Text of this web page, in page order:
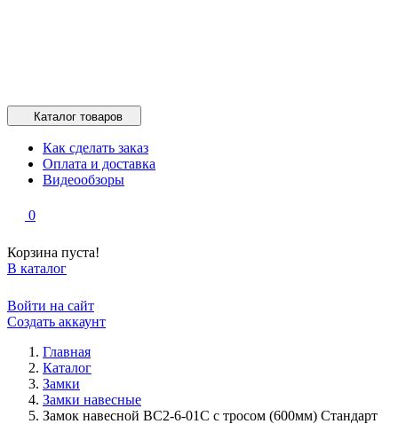
Каталог товаров
Как сделать заказ
Оплата и доставка
Видеообзоры
0
Корзина пуста!
В каталог
Войти на сайт
Создать аккаунт
Главная
Каталог
Замки
Замки навесные
Замок навесной ВС2-6-01С с тросом (600мм) Стандарт